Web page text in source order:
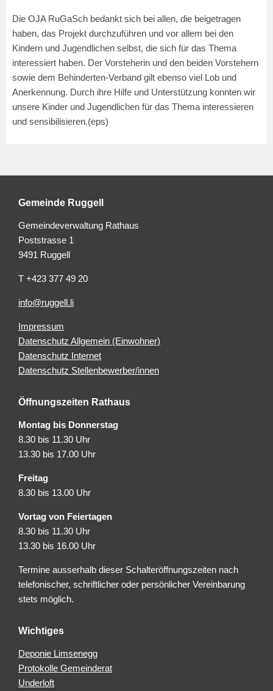
Die OJA RuGaSch bedankt sich bei allen, die beigetragen
haben, das Projekt durchzuführen und vor allem bei den
Kindern und Jugendlichen selbst, die sich für das Thema
interessiert haben. Der Vorsteherin und den beiden Vorstehern
sowie dem Behinderten-Verband gilt ebenso viel Lob und
Anerkennung. Durch ihre Hilfe und Unterstützung konnten wir
unsere Kinder und Jugendlichen für das Thema interessieren
und sensibilisieren.(eps)
Gemeinde Ruggell
Gemeindeverwaltung Rathaus
Poststrasse 1
9491 Ruggell
T +423 377 49 20
info@ruggell.li
Impressum
Datenschutz Allgemein (Einwohner)
Datenschutz Internet
Datenschutz Stellenbewerber/innen
Öffnungszeiten Rathaus
Montag bis Donnerstag
8.30 bis 11.30 Uhr
13.30 bis 17.00 Uhr
Freitag
8.30 bis 13.00 Uhr
Vortag von Feiertagen
8.30 bis 11.30 Uhr
13.30 bis 16.00 Uhr
Termine ausserhalb dieser Schalteröffnungszeiten nach
telefonischer, schriftlicher oder persönlicher Vereinbarung
stets möglich.
Wichtiges
Deponie Limsenegg
Protokolle Gemeinderat
Underloft